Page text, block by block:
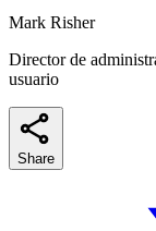
Mark Risher
Director de
usuario
Share